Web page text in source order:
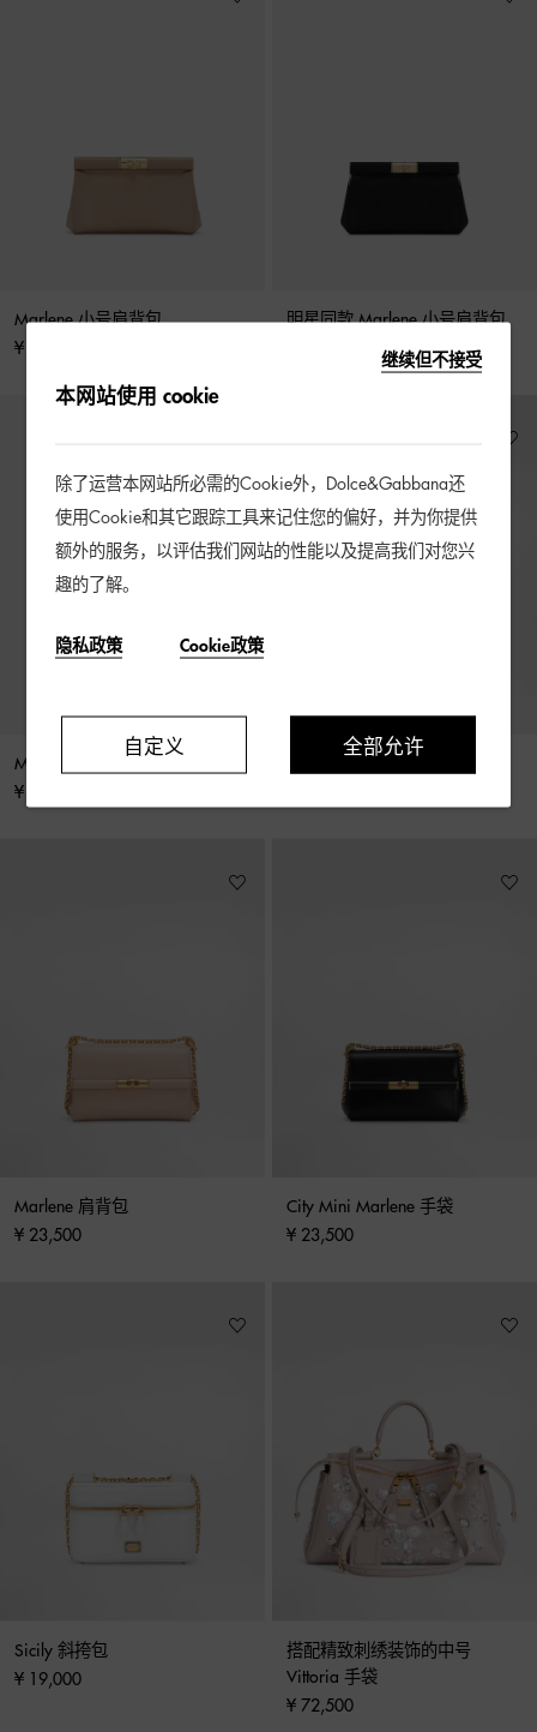
Marlene 小号肩背包
¥ 19,000
明星同款 Marlene 小号肩背包
Marlene 大号肩背包
¥ 41,000
Marlene 肩背包
¥ 23,500
City Mini Marlene 手袋
¥ 23,500
Sicily 斜挎包
¥ 19,000
搭配精致刺绣装饰的中号
Vittoria 手袋
¥ 72,500
继续但不接受
本网站使用 cookie
除了运营本网站所必需的Cookie外，Dolce&Gabbana还
使用Cookie和其它跟踪工具来记住您的偏好，并为你提供
额外的服务，以评估我们网站的性能以及提高我们对您兴
趣的了解。
隐私政策 Cookie政策
自定义 全部允许